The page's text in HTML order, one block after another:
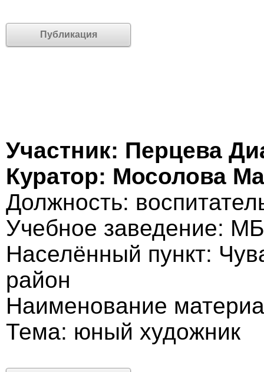
Публикация
Участник: Перцева
Куратор: Мосолова
Должность:
Учебное заведение:
Населённый пункт:
район
Наименование
Тема: юный художник